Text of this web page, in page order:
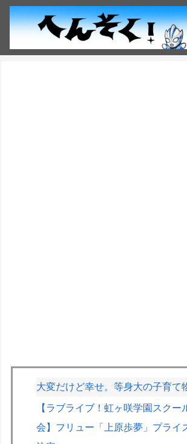
大変だけど幸せ。等身大の子育て
【ラブライブ！虹ヶ咲学園スクー
会】フリュー「上原歩夢」プライ